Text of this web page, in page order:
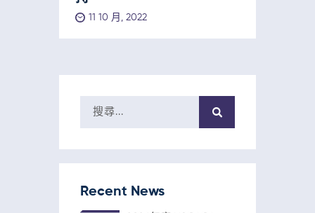
11 10 月, 2022
Recent News